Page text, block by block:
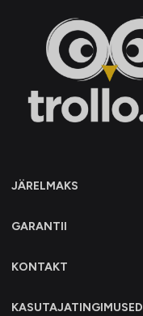
JÄRELMAKS
GARANTII
KONTAKT
KASUTAJATINGIMUSED